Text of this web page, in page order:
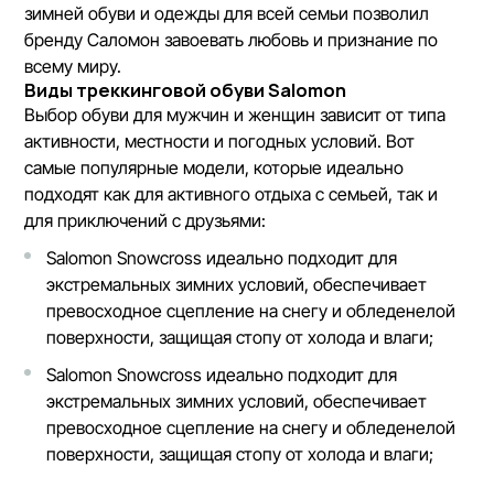
зимней обуви и одежды для всей семьи позволил
бренду Саломон завоевать любовь и признание по
всему миру.
Виды треккинговой обуви Salomon
Выбор обуви для мужчин и женщин зависит от типа
активности, местности и погодных условий. Вот
самые популярные модели, которые идеально
подходят как для активного отдыха с семьей, так и
для приключений с друзьями:
Salomon Snowcross идеально подходит для
экстремальных зимних условий, обеспечивает
превосходное сцепление на снегу и обледенелой
поверхности, защищая стопу от холода и влаги;
Salomon Snowcross идеально подходит для
экстремальных зимних условий, обеспечивает
превосходное сцепление на снегу и обледенелой
поверхности, защищая стопу от холода и влаги;